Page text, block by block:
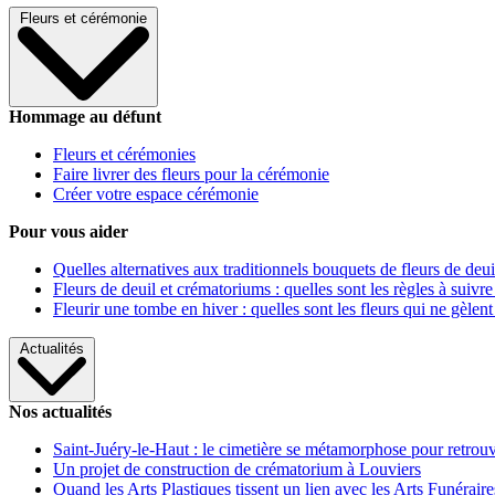
Fleurs et cérémonie
Hommage au défunt
Fleurs et cérémonies
Faire livrer des fleurs pour la cérémonie
Créer votre espace cérémonie
Pour vous aider
Quelles alternatives aux traditionnels bouquets de fleurs de
Fleurs de deuil et crématoriums : quelles sont les règles à
Fleurir une tombe en hiver : quelles sont les fleurs qui ne gèlent
Actualités
Nos actualités
Saint-Juéry-le-Haut : le cimetière se métamorphose pour
Un projet de construction de crématorium à Louviers
Quand les Arts Plastiques tissent un lien avec les Arts